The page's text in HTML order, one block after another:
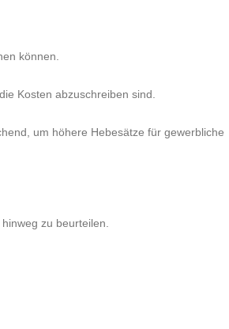
können.
Kosten abzuschreiben sind.
um höhere Hebesätze für gewerbliche
zu beurteilen.